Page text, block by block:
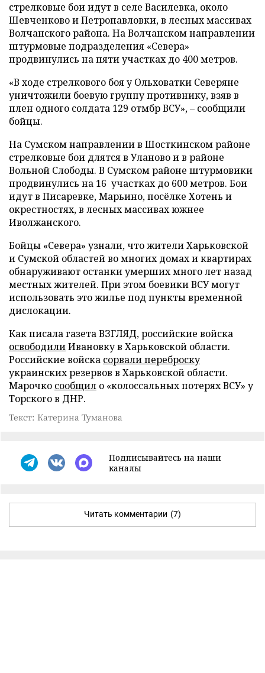
стрелковые бои идут в селе Василевка, около
Шевченково и Петропавловки, в лесных массивах
Волчанского района. На Волчанском направлении
штурмовые подразделения «Севера»
продвинулись на пяти участках до 400 метров.
«В ходе стрелкового боя у Ольховатки Северяне
уничтожили боевую группу противнику, взяв в
плен одного солдата 129 отмбр ВСУ», – сообщили
бойцы.
На Сумском направлении в Шосткинском районе
стрелковые бои длятся в Уланово и в районе
Вольной Слободы. В Сумском районе штурмовики
продвинулись на 16 участках до 600 метров. Бои
идут в Писаревке, Марьино, посёлке Хотень и
окрестностях, в лесных массивах южнее
Иволжанского.
Бойцы «Севера» узнали, что жители Харьковской
и Сумской областей во многих домах и квартирах
обнаруживают останки умерших много лет назад
местных жителей. При этом боевики ВСУ могут
использовать это жилье под пункты временной
дислокации.
Как писала газета ВЗГЛЯД, российские войска
освободилиИвановку в Харьковской области.
Российские войска сорвали переброску
украинских резервов в Харьковской области.
Марочко сообщил о «колоссальных потерях ВСУ» у
Торского в ДНР.
Текст: Катерина Туманова
Подписывайтесь на наши
каналы
Читать комментарии (7)